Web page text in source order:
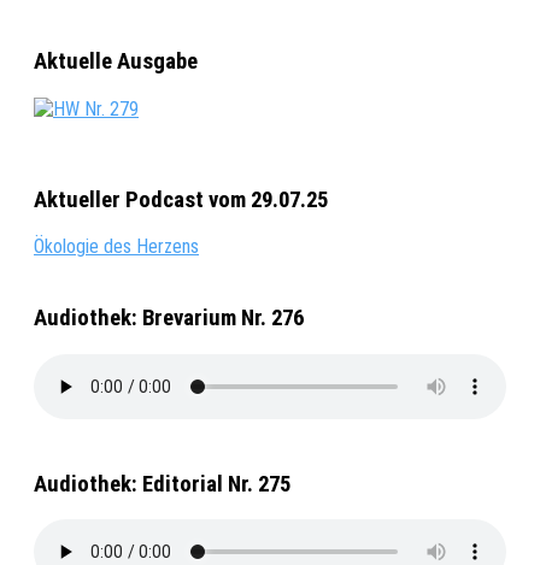
Aktuelle Ausgabe
Aktueller Podcast vom 29.07.25
Ökologie des Herzens
Audiothek: Brevarium Nr. 276
Audiothek: Editorial Nr. 275